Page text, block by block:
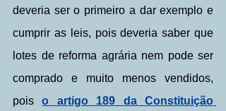
deveria ser o primeiro a dar exemplo e
cumprir as leis, pois deveria saber que
lotes de reforma agrária nem pode ser
comprado e muito menos vendidos,
pois o artigo 189 da Constituição